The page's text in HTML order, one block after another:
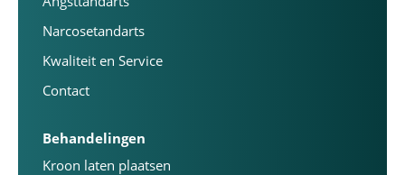
Narcosetandarts
Kwaliteit en Service
Contact
Behandelingen
Kroon laten plaatsen